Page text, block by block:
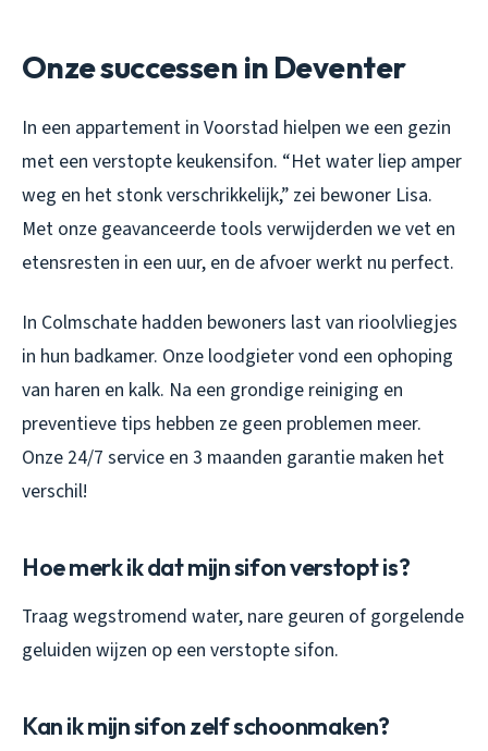
Onze successen in Deventer
In een appartement in Voorstad hielpen we een gezin
met een verstopte keukensifon. “Het water liep amper
weg en het stonk verschrikkelijk,” zei bewoner Lisa.
Met onze geavanceerde tools verwijderden we vet en
etensresten in een uur, en de afvoer werkt nu perfect.
In Colmschate hadden bewoners last van rioolvliegjes
in hun badkamer. Onze loodgieter vond een ophoping
van haren en kalk. Na een grondige reiniging en
preventieve tips hebben ze geen problemen meer.
Onze 24/7 service en 3 maanden garantie maken het
verschil!
Hoe merk ik dat mijn sifon verstopt is?
Traag wegstromend water, nare geuren of gorgelende
geluiden wijzen op een verstopte sifon.
Kan ik mijn sifon zelf schoonmaken?